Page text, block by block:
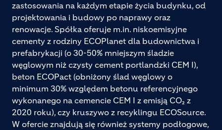
zastosowania na każdym etapie życia budynku, od
projektowania i budowy po naprawy oraz
renowacje. Spółka oferuje m.in. niskoemisyjne
cementy z rodziny ECOPlanet dla budownictwa i
prefabrykacji (o 30-50% mniejszym śladzie
węglowym niż czysty cement portlandzki CEM I),
beton ECOPact (obniżony ślad węglowy o
minimum 30% względem betonu referencyjnego
wykonanego na cemencie CEM I z emisją CO₂ z
2020 roku), czy kruszywo z recyklingu ECOSource.
W ofercie znajdują się również systemy podłogowe,